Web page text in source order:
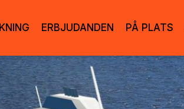
ERBJUDANDEN PÅ PLATS